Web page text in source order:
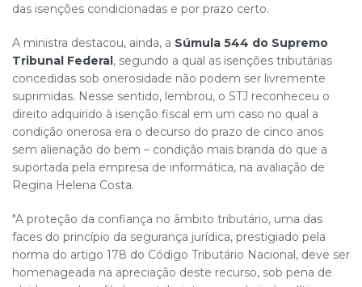
das isenções condicionadas e por prazo certo.
A ministra destacou, ainda, a Súmula 544 do Supremo
Tribunal Federal, segundo a qual as isenções tributárias
concedidas sob onerosidade não podem ser livremente
suprimidas. Nesse sentido, lembrou, o STJ reconheceu o
direito adquirido à isenção fiscal em um caso no qual a
condição onerosa era o decurso do prazo de cinco anos
sem alienação do bem – condição mais branda do que a
suportada pela empresa de informática, na avaliação de
Regina Helena Costa.
"A proteção da confiança no âmbito tributário, uma das
faces do princípio da segurança jurídica, prestigiado pela
norma do artigo 178 do Código Tributário Nacional, deve ser
homenageada na apreciação deste recurso, sob pena de